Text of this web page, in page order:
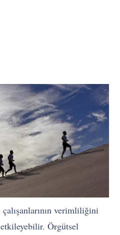
verimliliğini
Örgütsel